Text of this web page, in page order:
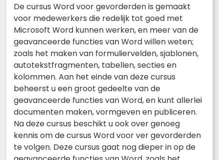
De cursus Word voor gevorderden is gemaakt
voor medewerkers die redelijk tot goed met
Microsoft Word kunnen werken, en meer van de
geavanceerde functies van Word willen weten;
zoals het maken van formuliervelden, sjablonen,
autotekstfragmenten, tabellen, secties en
kolommen. Aan het einde van deze cursus
beheerst u een groot gedeelte van de
geavanceerde functies van Word, en kunt allerlei
documenten maken, vormgeven en publiceren.
Na deze cursus beschikt u ook over genoeg
kennis om de cursus Word voor ver gevorderden
te volgen. Deze cursus gaat nog dieper in op de